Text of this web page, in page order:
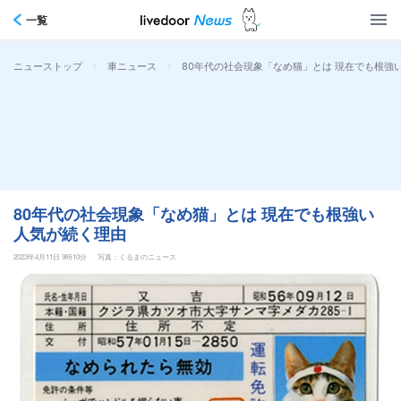
一覧
ニューストップ > 車ニュース > 80年代の社会現象「なめ猫」とは 現在でも根強
80年代の社会現象「なめ猫」とは 現在でも根強い
人気が続く理由
2023年4月11日 9時10分 写真：くるまのニュース